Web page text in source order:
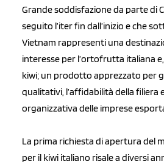
Grande soddisfazione da parte di
seguito l’iter fin dall’inizio e che
Vietnam rappresenti una
interesse per l’ortofrutta italiana
kiwi; un prodotto apprezzato per
qualitativi, l’affidabilità della filiera
organizzativa delle imprese
La prima richiesta di apertura del
per il kiwi italiano risale a diversi